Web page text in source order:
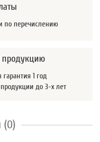
по перечислению
продукцию
гарантия 1 год
продукции до 3-х лет
(0)